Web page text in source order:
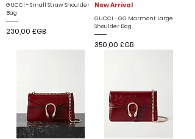
GUCCI - Small Straw Shoulder
Bag
Prix
230,00 £GB
New Arrival
GUCCI - GG Marmont Large
Shoulder Bag
Prix
350,00 £GB